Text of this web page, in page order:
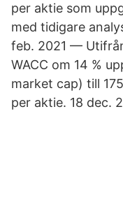
per aktie som
med tidigare
feb. 2021 —
WACC om 14 %
market cap) till
per aktie. 18 dec.